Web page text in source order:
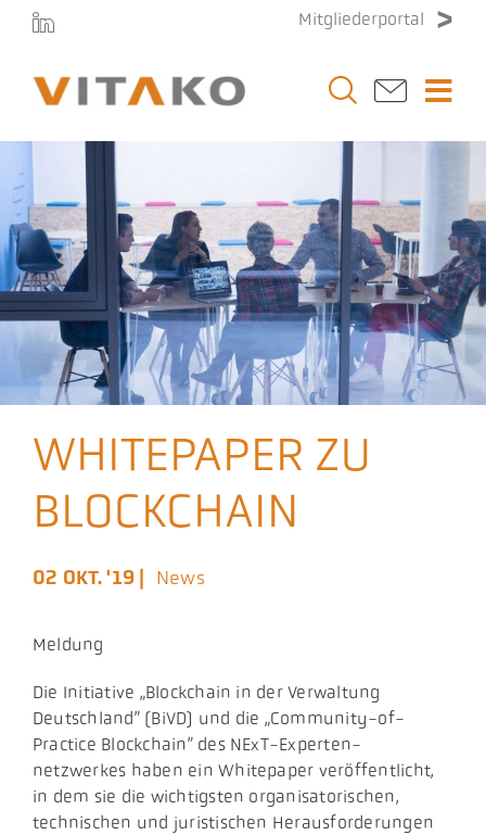
Zum
springen
Mitgliederportal
Vitako
Themen
Stellenmarkt
Veranstaltungen
Presse
Aktuelles
Podcast
WHITEPAPER ZU
BLOCKCHAIN
02 OKT. '19 | News
Meldung
​Die Initiative „Blockchain in der Verwaltung
Deutschland” (BiVD) und die „Community-of-
Practice Blockchain” des NExT-Experten-
netzwerkes haben ein Whitepaper veröffentlicht,
in dem sie die wichtigsten organisatorischen,
technischen und juristischen Herausforderungen